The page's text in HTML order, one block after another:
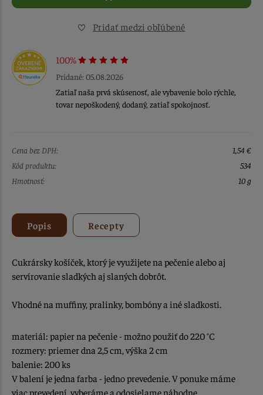
Pridať medzi obľúbené
100%
Pridané: 05.08.2026
Zatiaľ naša prvá skúsenosť, ale vybavenie bolo rýchle,
tovar nepoškodený, dodaný, zatiaľ spokojnosť.
Cena bez DPH:
1,54 €
Kód produktu:
534
Hmotnosť:
10 g
Popis Recepty
Cukrársky košíček, ktorý je využijete na pečenie alebo aj
servírovanie sladkých aj slaných dobrôt.
Vhodné na muffiny, pralinky, bombóny a iné sladkosti.
materiál: papier na pečenie - možno použiť do 220 °C
rozmery: priemer dna 2,5 cm, výška 2 cm
balenie: 200 ks
V balení je jedna farba - jedno prevedenie. V ponuke máme
viac prevedení, vyberáme a odosielame náhodne.